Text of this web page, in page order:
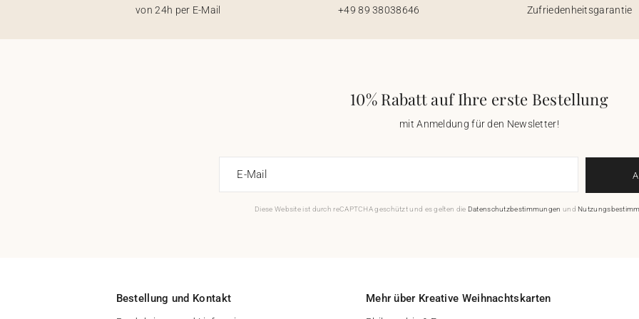
von 24h per E-Mail
+49 89 38038646
Zufriedenheitsgarantie
10% Rabatt auf Ihre erste Bestellung
mit Anmeldung für den Newsletter!
E-Mail
Diese Website ist durch reCAPTCHA geschützt und es gelten die Datenschutzbestimmungen und
Bestellung und Kontakt Mehr über Kreative Weihnachtskarten